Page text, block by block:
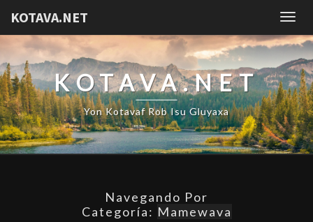
KOTAVA.NET
KOTAVA.NET
Yon Kotavaf Rob Isu Gluyaxa
Navegando Por
Categoría: Mamewava